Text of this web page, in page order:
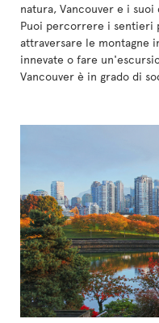
natura, Vancouver e i
Puoi percorrere i sentieri
attraversare le montagne
innevate o fare
Vancouver è in grado di